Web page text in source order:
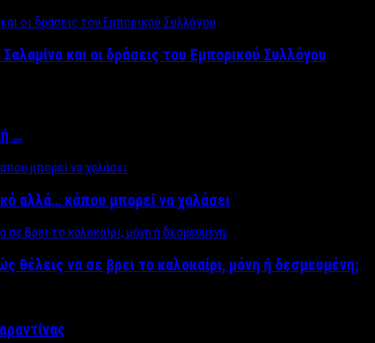
και οι δράσεις του Εμπορικού Συλλόγου
…
αλλά… κάπου μπορεί να χαλάσει
θέλεις να σε βρει το καλοκαίρι, μόνη ή δεσμευμένη;